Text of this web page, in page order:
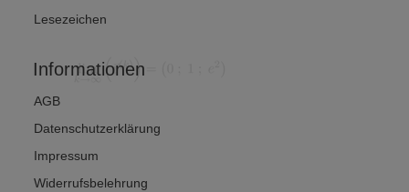
Lesezeichen
Informationen
AGB
Datenschutzerklärung
Impressum
Widerrufsbelehrung